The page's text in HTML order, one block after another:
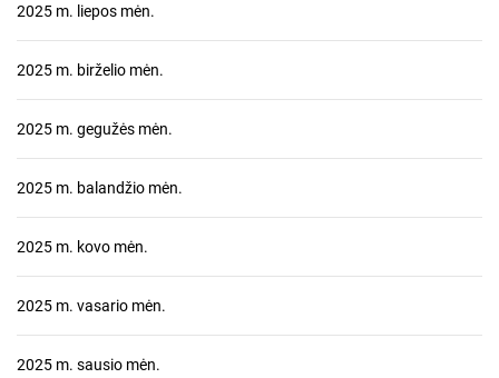
2025 m. liepos mėn.
2025 m. birželio mėn.
2025 m. gegužės mėn.
2025 m. balandžio mėn.
2025 m. kovo mėn.
2025 m. vasario mėn.
2025 m. sausio mėn.